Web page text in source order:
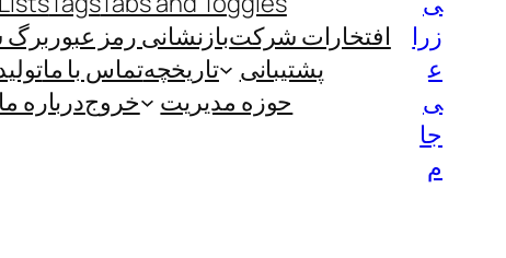
زرا
ع
ی
جا
م
افتخارات شرکتبازنشانی رمز عبور برگ
پشتیبانی
تاریخچهتماس با ما
حوزه مدیریت
خروجدرباره ما